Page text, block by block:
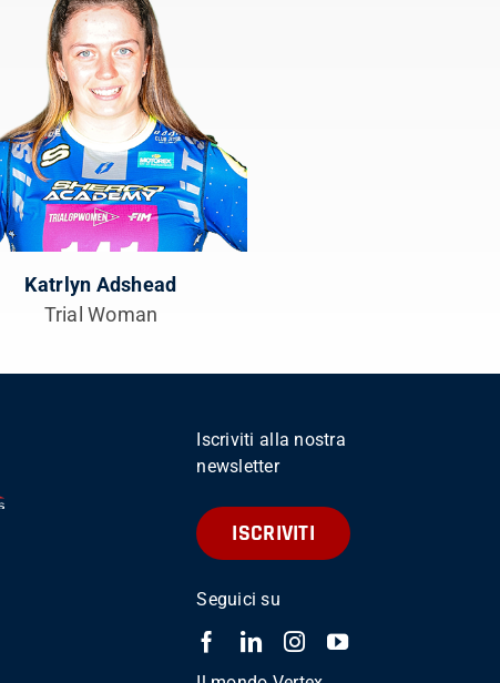
Katrlyn Adshead
Trial Woman
Iscriviti alla nostra
newsletter
ISCRIVITI
Seguici su